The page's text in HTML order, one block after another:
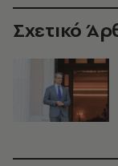
Σχετικό